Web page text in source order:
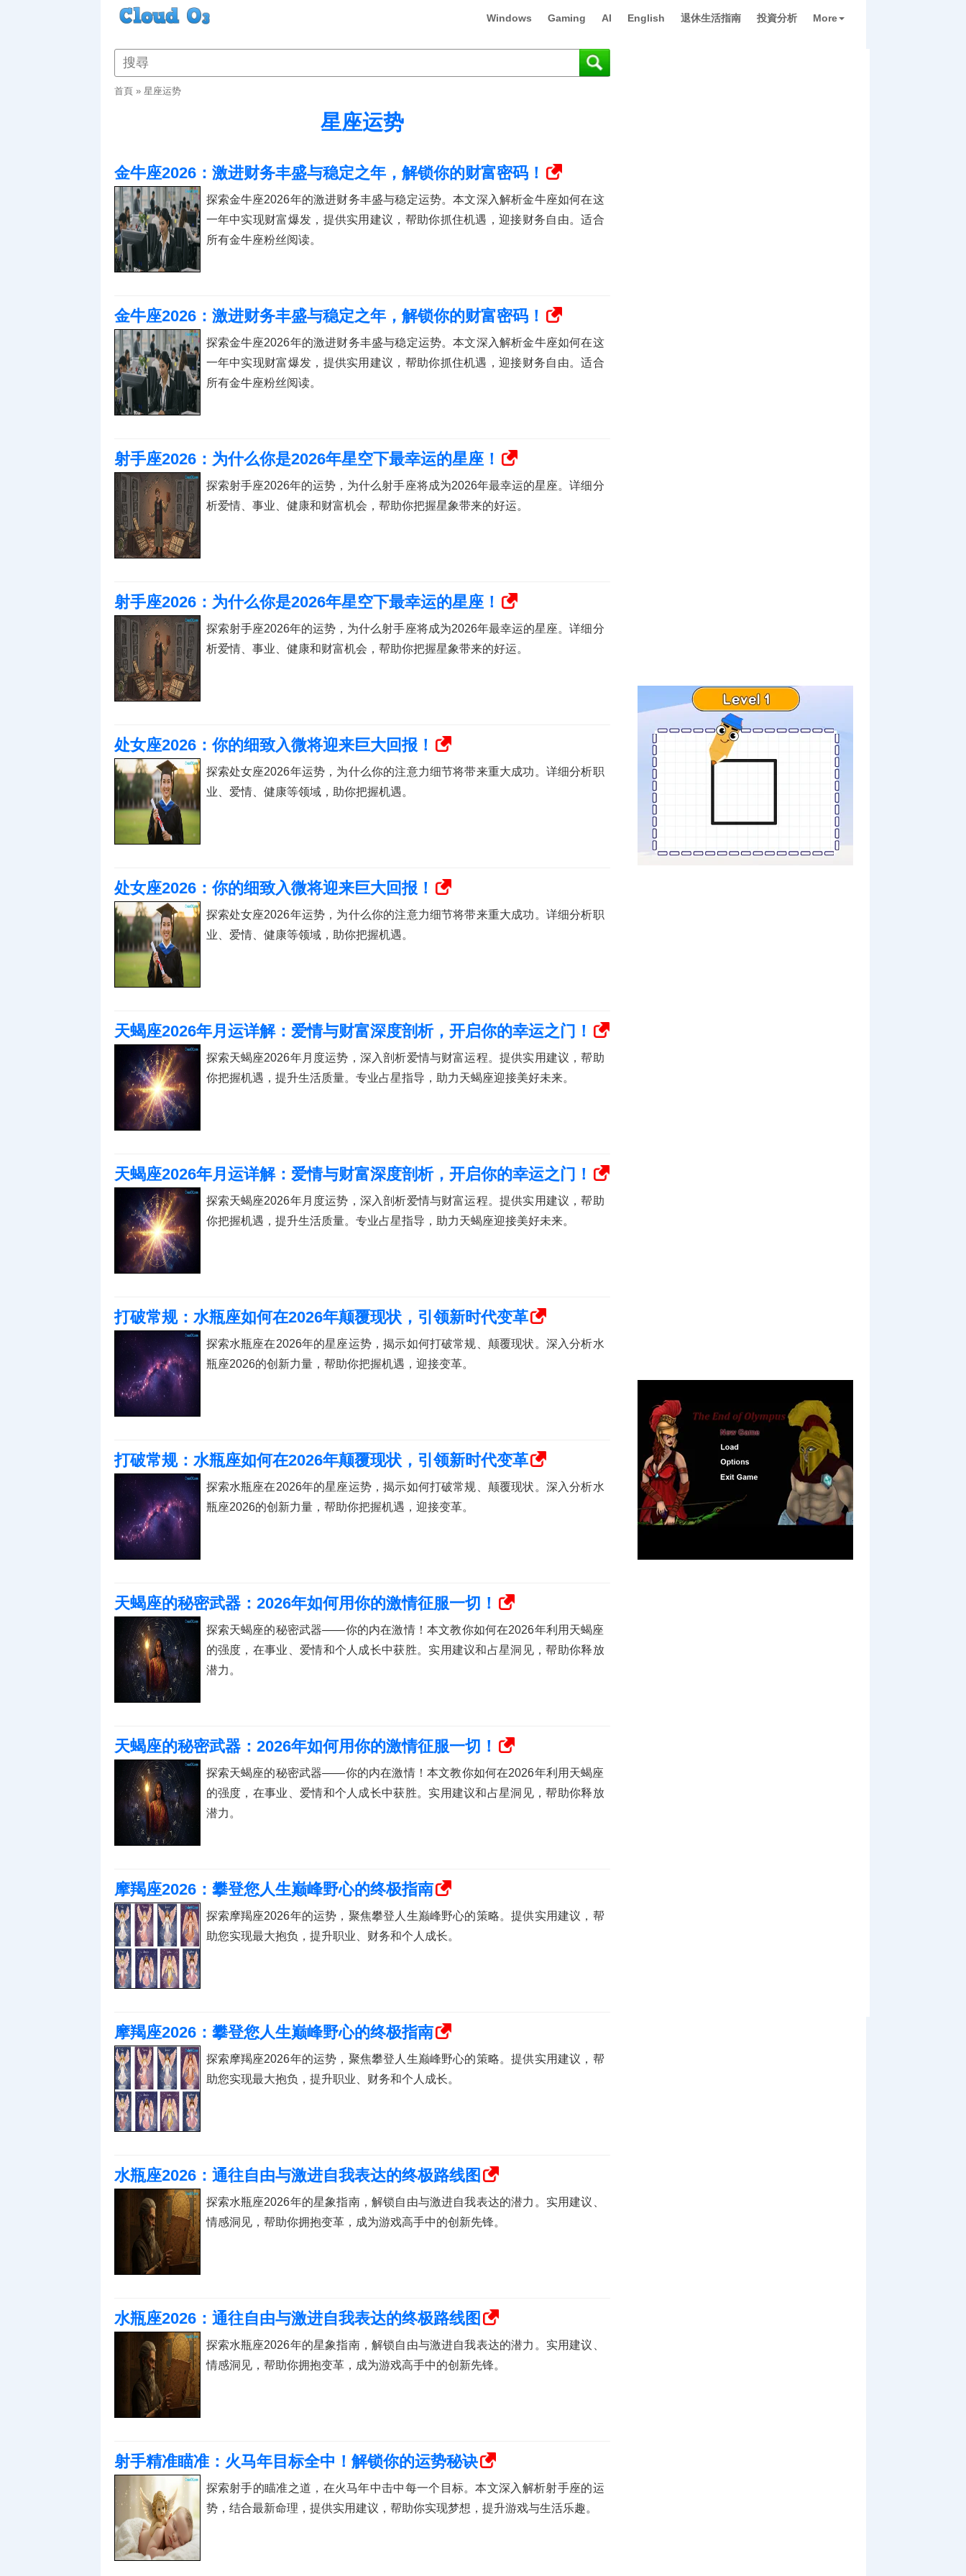
Windows Gaming AI English 退休生活指南 投資分析 More
首頁» 星座运势
星座运势
金牛座2026：激进财务丰盛与稳定之年，解锁你的财富密码！
探索金牛座2026年的激进财务丰盛与稳定运势。本文深入解析金牛座如何在这
一年中实现财富爆发，提供实用建议，帮助你抓住机遇，迎接财务自由。适合
所有金牛座粉丝阅读。
金牛座2026：激进财务丰盛与稳定之年，解锁你的财富密码！
探索金牛座2026年的激进财务丰盛与稳定运势。本文深入解析金牛座如何在这
一年中实现财富爆发，提供实用建议，帮助你抓住机遇，迎接财务自由。适合
所有金牛座粉丝阅读。
射手座2026：为什么你是2026年星空下最幸运的星座！
探索射手座2026年的运势，为什么射手座将成为2026年最幸运的星座。详细分
析爱情、事业、健康和财富机会，帮助你把握星象带来的好运。
射手座2026：为什么你是2026年星空下最幸运的星座！
探索射手座2026年的运势，为什么射手座将成为2026年最幸运的星座。详细分
析爱情、事业、健康和财富机会，帮助你把握星象带来的好运。
处女座2026：你的细致入微将迎来巨大回报！
探索处女座2026年运势，为什么你的注意力细节将带来重大成功。详细分析职
业、爱情、健康等领域，助你把握机遇。
处女座2026：你的细致入微将迎来巨大回报！
探索处女座2026年运势，为什么你的注意力细节将带来重大成功。详细分析职
业、爱情、健康等领域，助你把握机遇。
天蝎座2026年月运详解：爱情与财富深度剖析，开启你的幸运之门！
探索天蝎座2026年月度运势，深入剖析爱情与财富运程。提供实用建议，帮助
你把握机遇，提升生活质量。专业占星指导，助力天蝎座迎接美好未来。
天蝎座2026年月运详解：爱情与财富深度剖析，开启你的幸运之门！
探索天蝎座2026年月度运势，深入剖析爱情与财富运程。提供实用建议，帮助
你把握机遇，提升生活质量。专业占星指导，助力天蝎座迎接美好未来。
打破常规：水瓶座如何在2026年颠覆现状，引领新时代变革
探索水瓶座在2026年的星座运势，揭示如何打破常规、颠覆现状。深入分析水
瓶座2026的创新力量，帮助你把握机遇，迎接变革。
打破常规：水瓶座如何在2026年颠覆现状，引领新时代变革
探索水瓶座在2026年的星座运势，揭示如何打破常规、颠覆现状。深入分析水
瓶座2026的创新力量，帮助你把握机遇，迎接变革。
天蝎座的秘密武器：2026年如何用你的激情征服一切！
探索天蝎座的秘密武器——你的内在激情！本文教你如何在2026年利用天蝎座
的强度，在事业、爱情和个人成长中获胜。实用建议和占星洞见，帮助你释放
潜力。
天蝎座的秘密武器：2026年如何用你的激情征服一切！
探索天蝎座的秘密武器——你的内在激情！本文教你如何在2026年利用天蝎座
的强度，在事业、爱情和个人成长中获胜。实用建议和占星洞见，帮助你释放
潜力。
摩羯座2026：攀登您人生巅峰野心的终极指南
探索摩羯座2026年的运势，聚焦攀登人生巅峰野心的策略。提供实用建议，帮
助您实现最大抱负，提升职业、财务和个人成长。
摩羯座2026：攀登您人生巅峰野心的终极指南
探索摩羯座2026年的运势，聚焦攀登人生巅峰野心的策略。提供实用建议，帮
助您实现最大抱负，提升职业、财务和个人成长。
水瓶座2026：通往自由与激进自我表达的终极路线图
探索水瓶座2026年的星象指南，解锁自由与激进自我表达的潜力。实用建议、
情感洞见，帮助你拥抱变革，成为游戏高手中的创新先锋。
水瓶座2026：通往自由与激进自我表达的终极路线图
探索水瓶座2026年的星象指南，解锁自由与激进自我表达的潜力。实用建议、
情感洞见，帮助你拥抱变革，成为游戏高手中的创新先锋。
射手精准瞄准：火马年目标全中！解锁你的运势秘诀
探索射手的瞄准之道，在火马年中击中每一个目标。本文深入解析射手座的运
势，结合最新命理，提供实用建议，帮助你实现梦想，提升游戏与生活乐趣。